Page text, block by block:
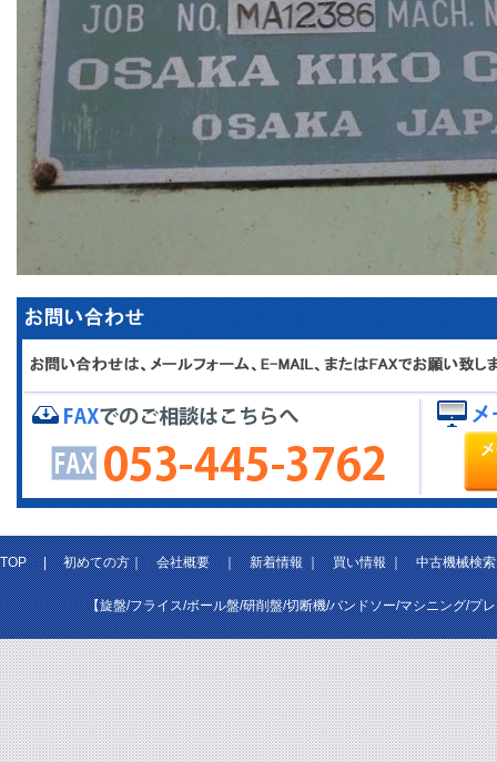
TOP|初めての方｜会社概要｜新着情報｜買い情報｜中古機械検索
【旋盤/フライス/ボール盤/研削盤/切断機/バンドソー/マシニング/プ